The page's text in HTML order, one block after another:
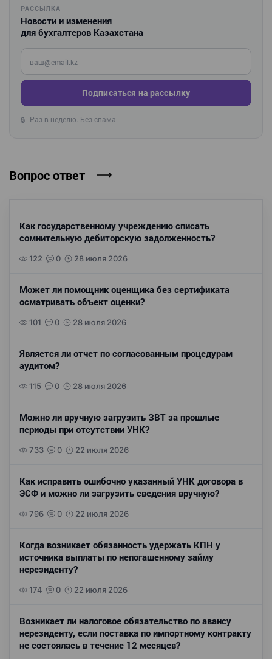
РАССЫЛКА
Новости и изменения
для бухгалтеров Казахстана
Введите ваш e-mail
Подписаться на рассылку
🔒 Раз в неделю. Без спама.
Вопрос ответ
Как государственному учреждению списать
сомнительную дебиторскую задолженность?
122 0 28 июля 2026
Может ли помощник оценщика без сертификата
осматривать объект оценки?
101 0 28 июля 2026
Является ли отчет по согласованным процедурам
аудитом?
115 0 28 июля 2026
Можно ли вручную загрузить ЗВТ за прошлые
периоды при отсутствии УНК?
733 0 22 июля 2026
Как исправить ошибочно указанный УНК договора в
ЭСФ и можно ли загрузить сведения вручную?
796 0 22 июля 2026
Когда возникает обязанность удержать КПН у
источника выплаты по непогашенному займу
нерезиденту?
174 0 22 июля 2026
Возникает ли налоговое обязательство по авансу
нерезиденту, если поставка по импортному контракту
не состоялась в течение 12 месяцев?